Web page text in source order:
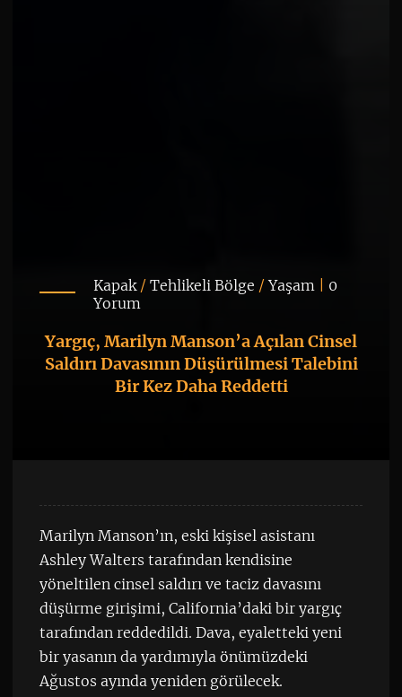
Kapak/ Tehlikeli Bölge /Yaşam
0
Yorum
Yargıç, Marilyn Manson’a Açılan Cinsel
Saldırı Davasının Düşürülmesi Talebini
Bir Kez Daha Reddetti
Marilyn Manson’ın, eski kişisel asistanı
Ashley Walters tarafından kendisine
yöneltilen cinsel saldırı ve taciz davasını
düşürme girişimi, California’daki bir yargıç
tarafından reddedildi. Dava, eyaletteki yeni
bir yasanın da yardımıyla önümüzdeki
Ağustos ayında yeniden görülecek.